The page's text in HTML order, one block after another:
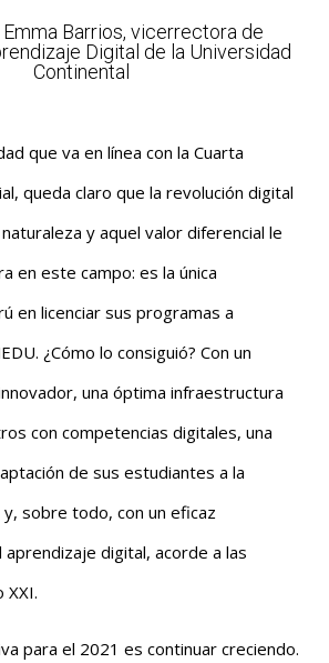
Emma Barrios, vicerrectora de
Digital de la Universidad
Continental
que va en línea con la Cuarta
queda claro que la revolución digital
y aquel valor diferencial le
en este campo: es la única
en licenciar sus programas a
¿Cómo lo consiguió?Con un
una óptima infraestructura
con competencias digitales, una
de sus estudiantes a la
sobre todo, con un eficaz
digital, acorde a las
XXI.
para el 2021 es continuar creciendo.